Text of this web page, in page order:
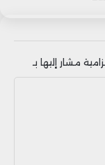
الأوسط.
المواقع
يشمل أيضًا
مشار إليها بـ